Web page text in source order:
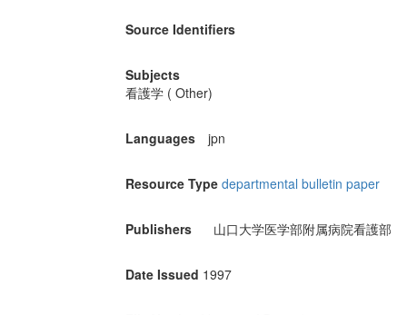
Source Identifiers
Subjects
看護学 ( Other)
Languages jpn
Resource Type departmental bulletin paper
Publishers 山口大学医学部附属病院看護部
Date Issued 1997